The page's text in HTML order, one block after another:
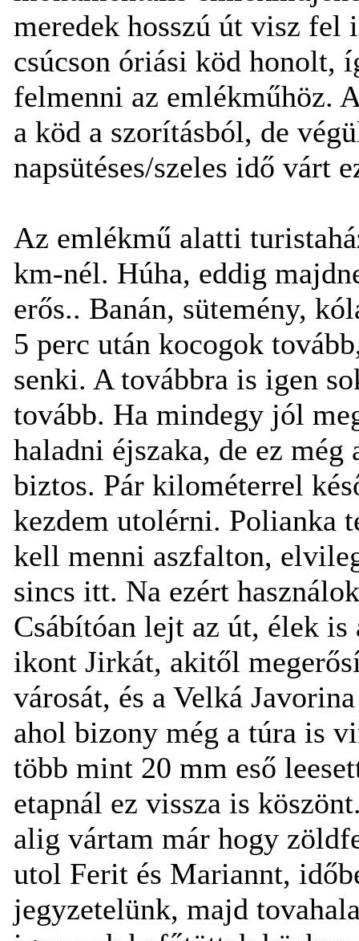
meredek hosszú út visz
csúcson óriási köd honolt,
felmenni az emlékműhöz.
a köd a szorításból, de
napsütéses/szeles idő várt
Az emlékmű alatti
km-nél. Húha, eddig
erős.. Banán, sütemény,
5 perc után kocogok
senki. A továbbra is igen
tovább. Ha mindegy jól
haladni éjszaka, de ez
biztos. Pár kilométerrel
kezdem utolérni. Polianka
kell menni aszfalton,
sincs itt. Na ezért
Csábítóan lejt az út, élek is
ikont Jirkát, akitől
városát, és a Velká
ahol bizony még a túra is
több mint 20 mm eső
etapnál ez vissza is
alig vártam már hogy
utol Ferit és Mariannt,
jegyzetelünk, majd